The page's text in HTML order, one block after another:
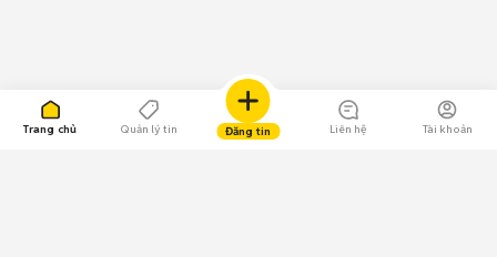
Trang chủ Quản lý tin Đăng tin Liên hệ Tài khoản